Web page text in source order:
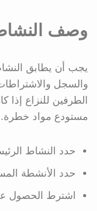
وصف
يجب أن يطابق
والسجل
الطرفين للنزاع إذا
مستودع مواد خطرة.
حدد النشاط
حدد الأنشطة
اشترط الحصول